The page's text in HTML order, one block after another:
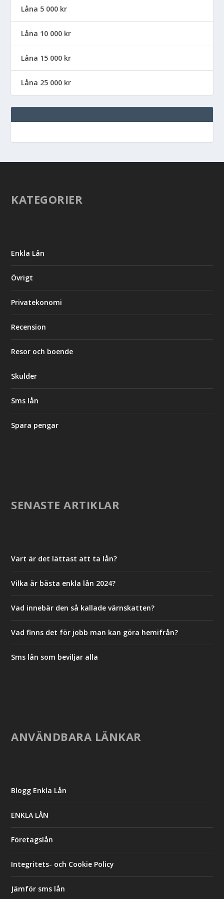
Låna 5 000 kr
Låna 10 000 kr
Låna 15 000 kr
Låna 25 000 kr
KATEGORIER
Enkla Lån
Övrigt
Privatekonomi
Recension
Resor och boende
Skulder
Sms lån
Spara pengar
SENASTE ARTIKLAR
Vart är det lättast att ta lån?
Vilka är bästa enkla lån 2024?
Vad innebär den så kallade värnskatten?
Vad finns det för jobb man kan göra hemifrån?
Sms lån som beviljar alla
ANVÄNDBARA LÄNKAR
Blogg Enkla Lån
ENKLA LÅN
Företagslån
Integritets- och Cookie Policy
Jämför sms lån